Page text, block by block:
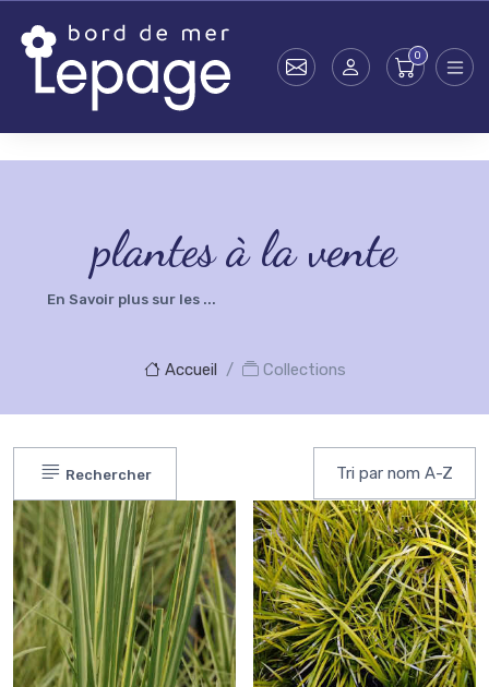
plantes à la vente
En Savoir plus sur les ...
Accueil Collections
Rechercher